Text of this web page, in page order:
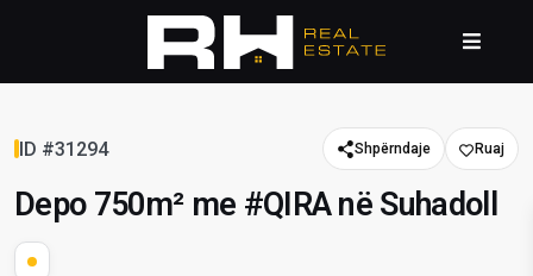
ID #31294 Shpërndaje
Depo 750m² me #QIRA në Suhadoll